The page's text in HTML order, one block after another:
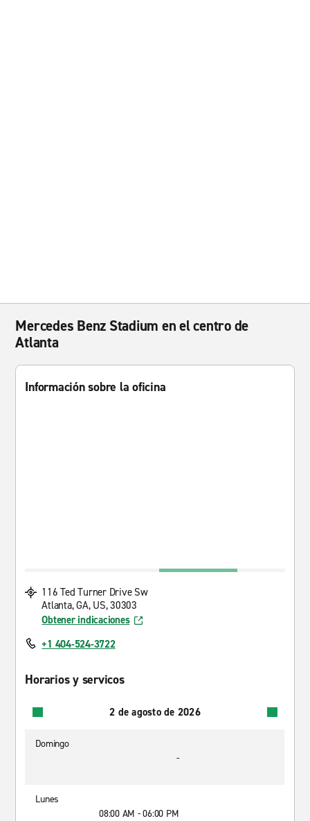
Mercedes Benz Stadium en el centro de
Atlanta
Información sobre la oficina
116 Ted Turner Drive Sw
Atlanta, GA, US, 30303
Obtener indicaciones
+1 404-524-3722
Horarios y servicos
2 de agosto de 2026
Domingo
-
Lunes
08:00 AM - 06:00 PM